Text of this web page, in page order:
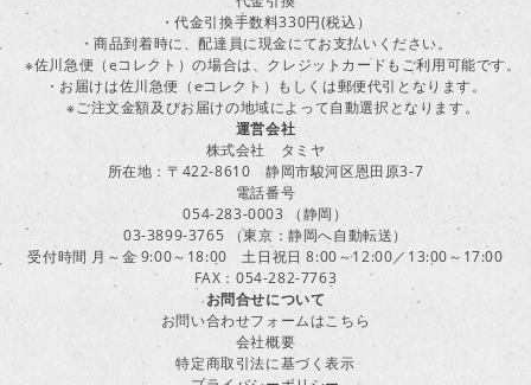
・代金引換手数料330円(税込）
・商品到着時に、配達員に現金にてお支払いください。
※佐川急便（eコレクト）の場合は、クレジットカードもご利用可能です。
・お届けは佐川急便（eコレクト）もしくは郵便代引となります。
※ご注文金額及びお届けの地域によって自動選択となります。
運営会社
株式会社 タミヤ
所在地：〒422-8610 静岡市駿河区恩田原3-7
電話番号
054-283-0003 （静岡）
03-3899-3765 （東京：静岡へ自動転送）
受付時間 月～金 9:00～18:00 土日祝日 8:00～12:00／13:00～17:00
FAX：054-282-7763
お問合せについて
お問い合わせフォームはこちら
会社概要
特定商取引法に基づく表示